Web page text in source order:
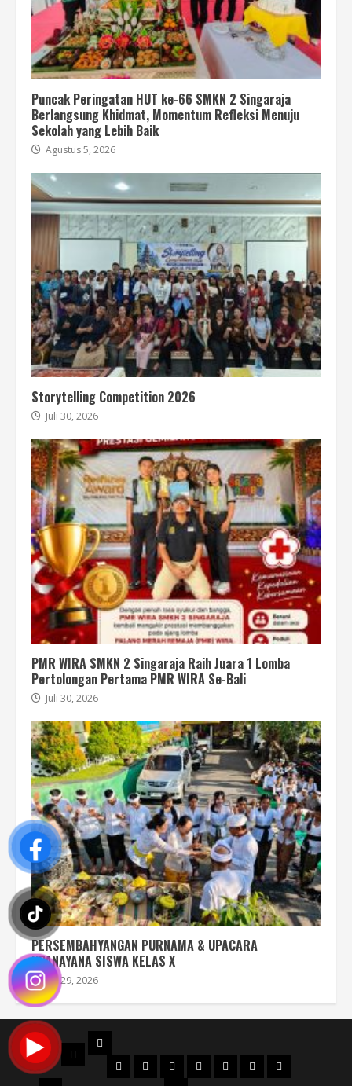
Puncak Peringatan HUT ke-66 SMKN 2 Singaraja
Berlangsung Khidmat, Momentum Refleksi Menuju
Sekolah yang Lebih Baik
Agustus 5, 2026
Storytelling Competition 2026
Juli 30, 2026
PMR WIRA SMKN 2 Singaraja Raih Juara 1 Lomba
Pertolongan Pertama PMR WIRA Se-Bali
Juli 30, 2026
PERSEMBAHYANGAN PURNAMA & UPACARA
UPANAYANA SISWA KELAS X
Juli 29, 2026
BERANDA
PROFIL
STRUKTUR
DENAHMAPSSEJARAH
AKREDITASI
SERTIFIKAT
FILOSOFI